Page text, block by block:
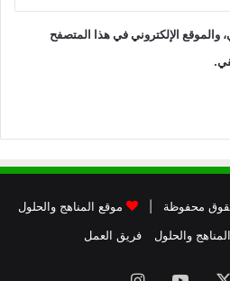
والموقع الإلكتروني في هذا المتصفح
موقع المناهج والحلول
والحلول فريق العمل